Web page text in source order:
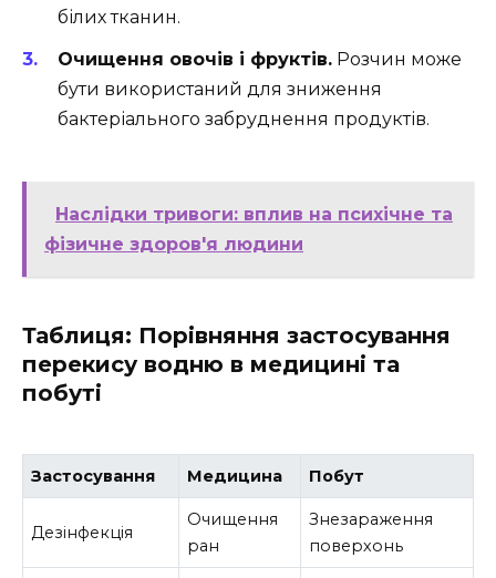
білих тканин.
Очищення овочів і фруктів. Розчин може
бути використаний для зниження
бактеріального забруднення продуктів.
Наслідки тривоги: вплив на психічне та
фізичне здоров'я людини
Таблиця: Порівняння застосування
перекису водню в медицині та
побуті
Застосування Медицина Побут
Дезінфекція
Очищення
ран
Знезараження
поверхонь